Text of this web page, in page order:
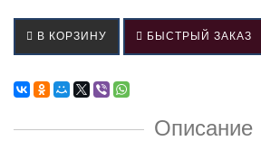
В КОРЗИНУ БЫСТРЫЙ ЗАКАЗ
Описание